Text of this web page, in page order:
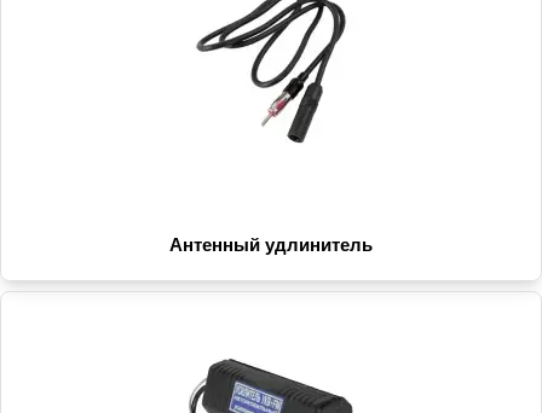
Антенный удлинитель